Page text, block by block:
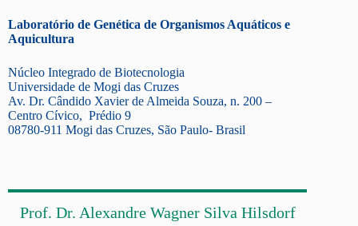
Laboratório de Genética de Organismos Aquáticos e
Aquicultura
Núcleo Integrado de Biotecnologia
Universidade de Mogi das Cruzes
Av. Dr. Cândido Xavier de Almeida Souza, n. 200 –
Centro Cívico, Prédio 9
08780-911 Mogi das Cruzes, São Paulo- Brasil
Prof. Dr. Alexandre Wagner Silva Hilsdorf